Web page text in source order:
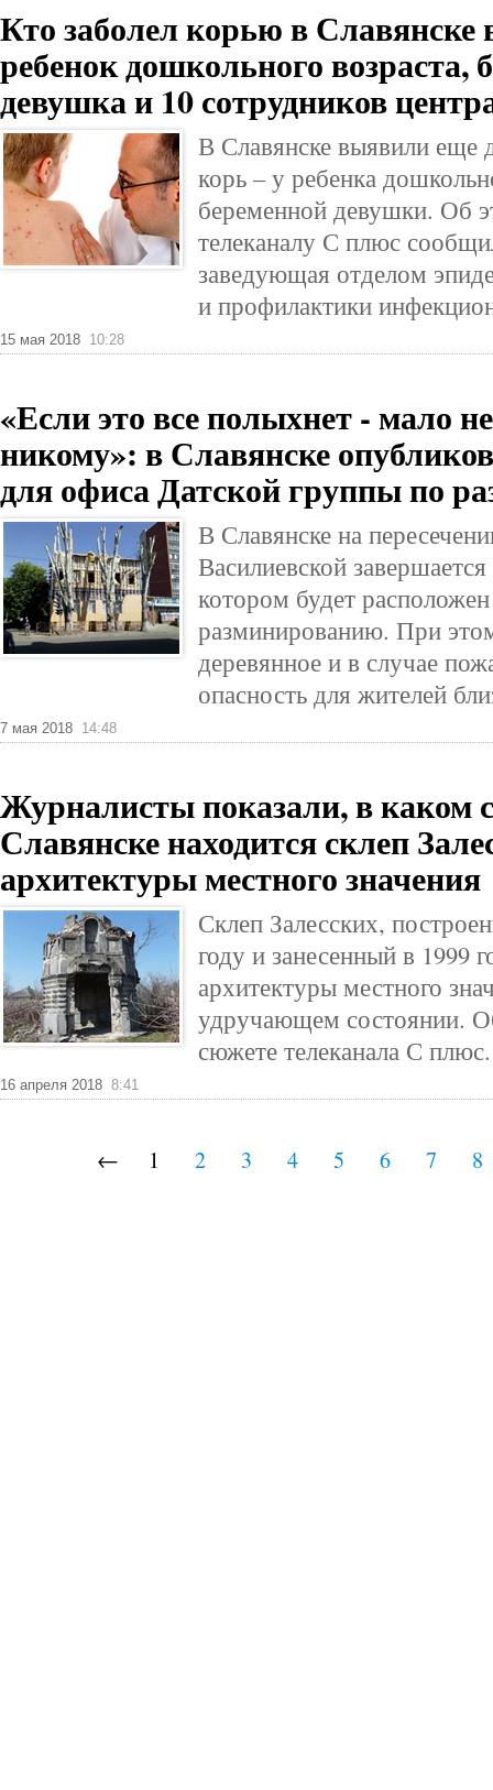
Кто заболел корью в Славянске
ребенок дошкольного возраста,
девушка и 10 сотрудников
В Славянске выявили еще
корь – у ребенка
беременной девушки. Об
телеканалу С плюс
заведующая отделом
и профилактики
15 мая 2018 10:28
«Если это все полыхнет - мало
никому»: в Славянске
для офиса Датской группы по
В Славянске на
Василиевской
котором будет
разминированию. При
деревянное и в случае
опасность для жителей
7 мая 2018 14:48
Журналисты показали, в каком
Славянске находится склеп
архитектуры местного значения
Склеп Залесских,
году и занесенный в 1999
архитектуры местного
удручающем состоянии.
сюжете телеканала С плюс.
16 апреля 2018 8:41
← 1 2 3 4 5 6 7 8